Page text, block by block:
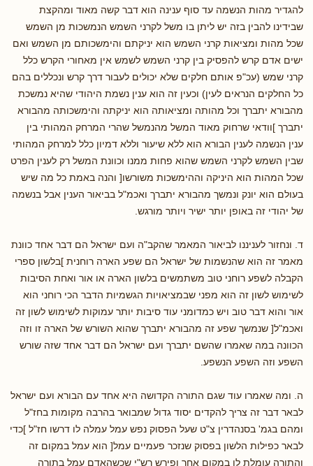
להגדיר מהות הנשמה עד סוף ענינה הוא דבר קשה מאוד ומהקצת
שבידינו להבין בזה יש ליתן בו משל לקרני השמש הנמשכות מן השמש
שכל מהות ומציאות קרני השמש הוא יניקתם והימשכותם מן השמש ואם
ישים אדם קרש להפסיק בין קרני השמש לשמש אין מאחורי הקרש כלל
קרני שמש (עכ"פ אותם חלקים שלא יכולים לעבור דרך קרש ונכללים בהם
כל החלקים הנראים לעין) וכעין זה הוא ענין נשמת היהודי שהיא נמשכת
מהבורא יתברך וכל מהותה ומציאותה הוא יניקתה והימשכותה מהבורא
יתברך ]וודאי שרחוק מאוד המשל מהנמשל שהרי המרחק המהותי בין
ענין הנשמה לענין הבורא הוא ללא שיעור וללא דמיון כלל למרחק המהותי
שבין השמש לקרני השמש שהוא פחות ממנו וכוונת המשל רק לענין הפרט
שכל המהות הוא היניקה וההימשכות משורשו[ והנה באמת כל מה שיש
בעולם הוא יונק ונמשך מהבורא יתברך ואכמ"ל בביאור הענין אבל בנשמה
של יהודי זה באופן יותר ישיר ויותר מורגש.
ד. ונחזור לעניננו לביאור המאמר שהקב"ה ועם ישראל הם דבר אחד כוונת
מאמר זה הוא שהנשמות של ישראל הם שפע הארה רוחנית ]בלשון ספרי
הקבלה לשפע רוחני טוב משתמשים בלשון הארה או אור ואחת הסיבות
לשימוש לשון זה הוא מפני שבמציאויות הגשמיות הדבר הכי רוחני הוא
אור והוא דבר טוב ויש כמדומני עוד סיבות יותר עמוקות לשימוש לשון זה
ואכמ"ל[ שנמשך שפע זה מהבורא יתברך שהוא השורש של הארה זו וזה
הכוונה במה שאמרו שהשם יתברך ועם ישראל הם דבר אחד שזה שורש
השפע וזה השפע הנשפע.
ה. ומה שאמרו עוד שגם התורה הקדושה היא אחד עם הבורא ועם ישראל
לבאר דבר זה צריך להקדים יסוד גדול שמבואר בהרבה מקומות בחז"ל
ומהם בגמ' בסנהדרין צ"ט שעל הפסוק נפש עמל עמלה לו דרשו חז"ל ]כדי
לבאר כפילות הלשון בפסוק שנזכר פעמיים עמל[ הוא עמל במקום זה
והתורה עומלת לו במקום אחר ופירש רש"י שכשהאדם עמל בתורה